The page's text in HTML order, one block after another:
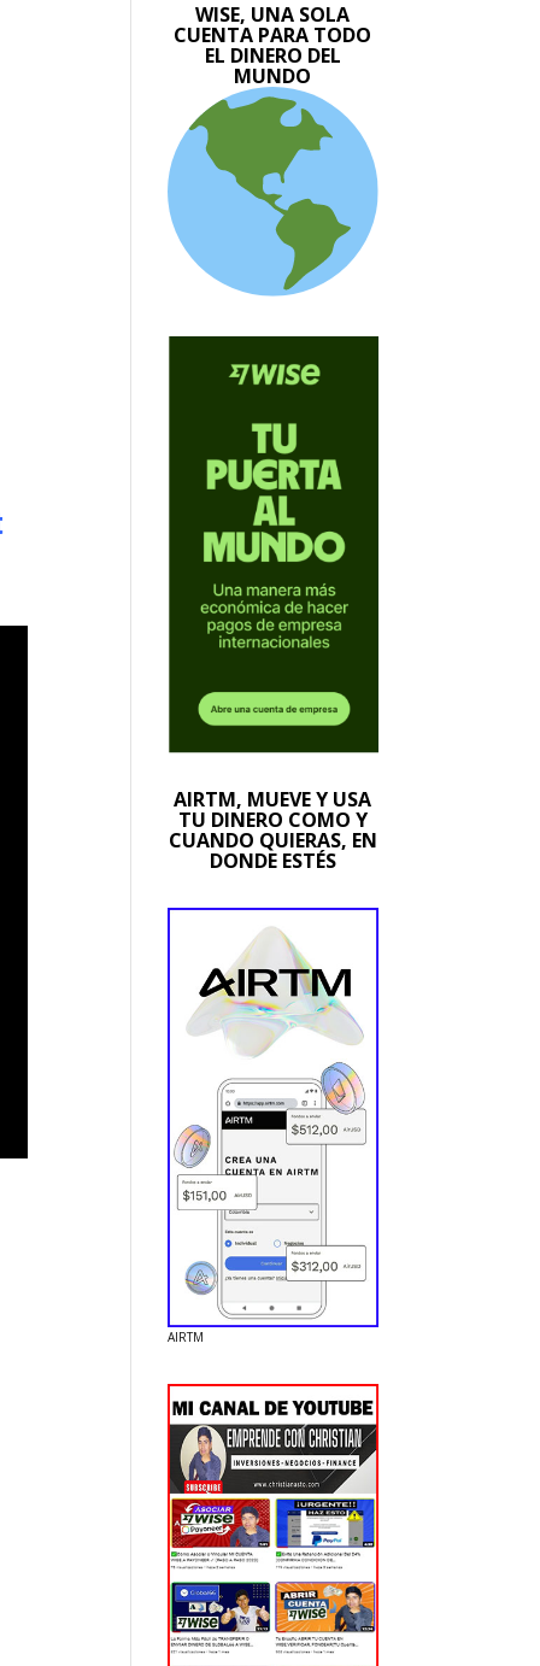
WISE, UNA SOLA
CUENTA PARA TODO
EL DINERO DEL
MUNDO
AIRTM, MUEVE Y USA
TU DINERO COMO Y
CUANDO QUIERAS, EN
DONDE ESTÉS
AIRTM